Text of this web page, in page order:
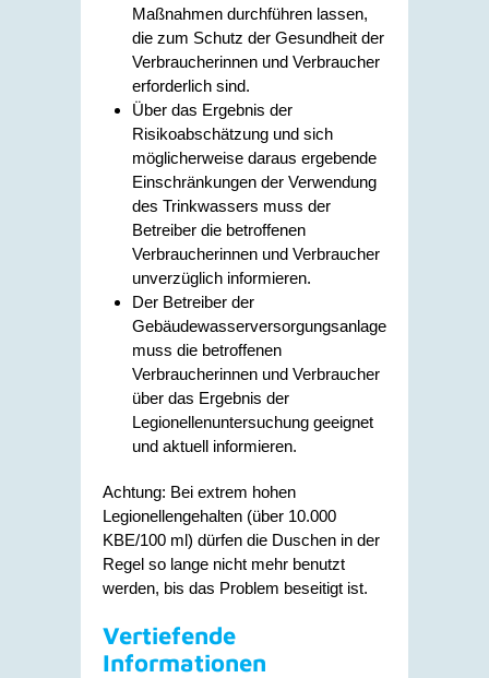
Maßnahmen durchführen lassen,
die zum Schutz der Gesundheit der
Verbraucherinnen und Verbraucher
erforderlich sind.
Über das Ergebnis der
Risikoabschätzung und sich
möglicherweise daraus ergebende
Einschränkungen der Verwendung
des Trinkwassers muss der
Betreiber die betroffenen
Verbraucherinnen und Verbraucher
unverzüglich informieren.
Der Betreiber der
Gebäudewasserversorgungsanlage
muss die betroffenen
Verbraucherinnen und Verbraucher
über das Ergebnis der
Legionellenuntersuchung geeignet
und aktuell informieren.
Achtung: Bei extrem hohen
Legionellengehalten (über 10.000
KBE/100 ml) dürfen die Duschen in der
Regel so lange nicht mehr benutzt
werden, bis das Problem beseitigt ist.
Vertiefende
Informationen